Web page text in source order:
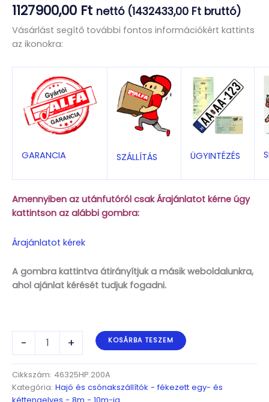
1127900,00 Ft nettó (1432433,00 Ft bruttó)
Vásárlást segítő további fontos információkért kattints
az ikonokra:
GARANCIA SZÁLLÍTÁS ÜGYINTÉZÉS
Amennyiben az utánfutóról csak Árajánlatot kérne úgy
kattintson az alábbi gombra:
Árajánlatot kérek
A gombra kattintva átirányítjuk a másik weboldalunkra,
ahol ajánlat kérését tudjuk fogadni.
-
46325HP.200A*
kéttengelyes,
6,34(7,34)x2,45m,
+ KOSÁRBA TESZEM
Cikkszám: 46325HP.200A
Kategória: Hajó és csónakszállítók - fékezett egy- és